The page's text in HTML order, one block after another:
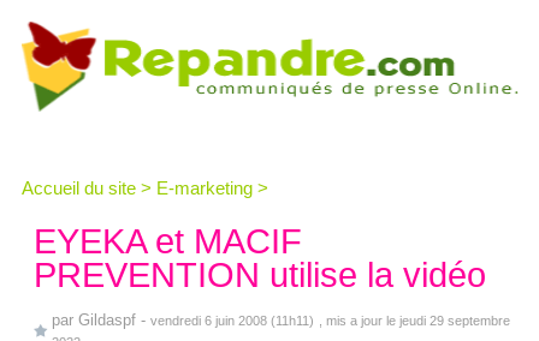
Accueil du site > E-marketing >
EYEKA et MACIF
PREVENTION utilise la vidéo
par Gildaspf - vendredi 6 juin 2008 (11h11)
, mis a jour le jeudi 29 septembre